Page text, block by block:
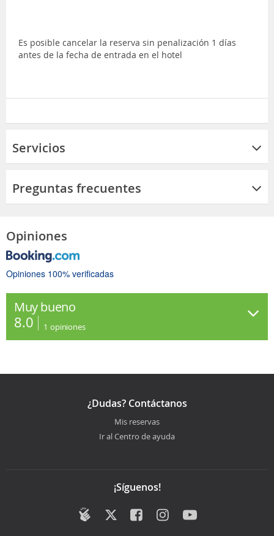
Es posible cancelar la reserva sin penalización 1 días
antes de la fecha de entrada en el hotel
Servicios
Preguntas frecuentes
Opiniones
Opiniones 100% verificadas
Muy bueno
8.0 1 opiniones
¿Dudas? Contáctanos
Mis reservas
Ir al Centro de ayuda
¡Síguenos!